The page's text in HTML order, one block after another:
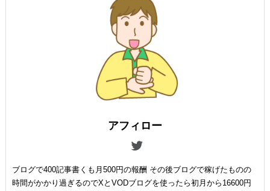
アフィロー
ブログで400記事書くも月500円の報酬 その後ブログで稼げたものの
時間がかかり過ぎるのでXとVODブログを使ったら初月から16600円